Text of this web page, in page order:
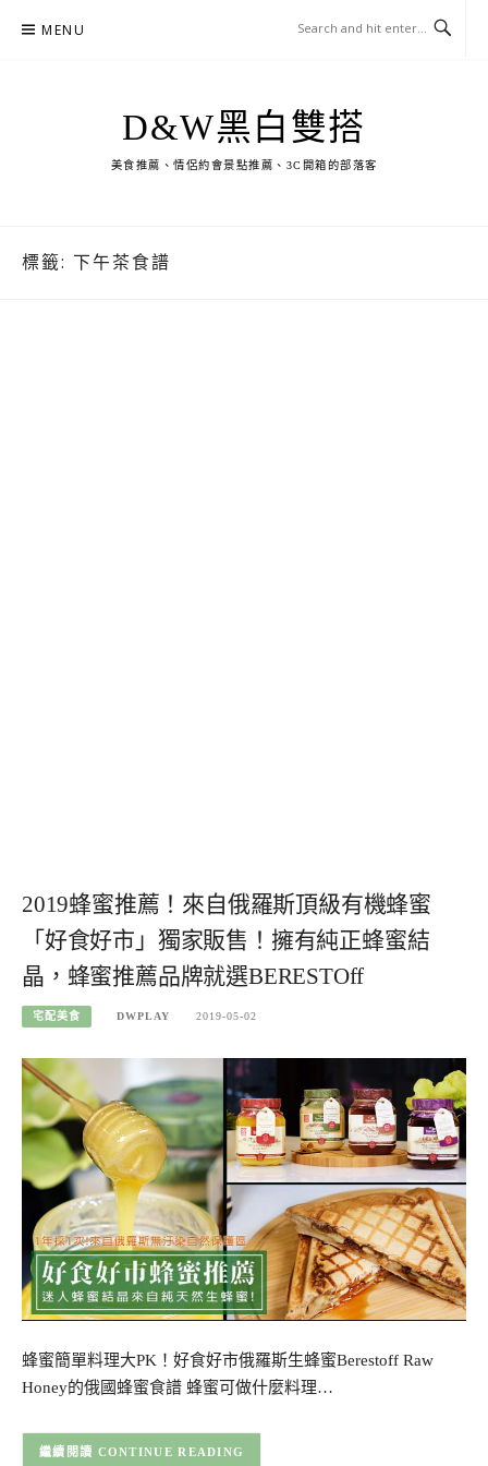
MENU
D&W黑白雙搭
美食推薦、情侶約會景點推薦、3C開箱的部落客
標籤: 下午茶食譜
2019蜂蜜推薦！來自俄羅斯頂級有機蜂蜜
「好食好市」獨家販售！擁有純正蜂蜜結
晶，蜂蜜推薦品牌就選BERESTOff
宅配美食 DWPLAY 2019-05-02
蜂蜜簡單料理大PK！好食好市俄羅斯生蜂蜜Berestoff Raw
Honey的俄國蜂蜜食譜 蜂蜜可做什麼料理…
CONTINUE READING